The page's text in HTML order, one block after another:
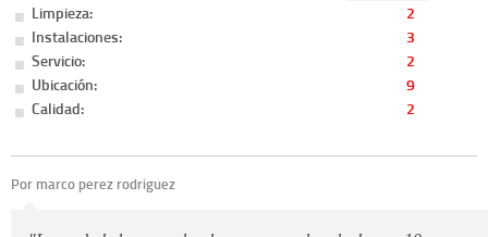
Limpieza:
2
Instalaciones:
3
Servicio:
2
Ubicación:
9
Calidad:
2
Por marco perez rodriguez